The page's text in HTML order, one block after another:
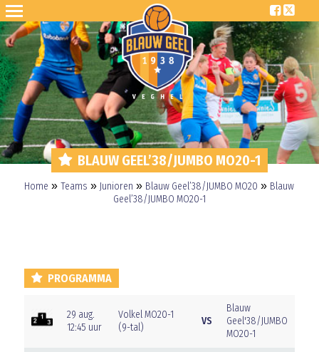
BLAUW GEEL’38/JUMBO MO20-1
Home »Teams » Junioren » Blauw Geel’38/JUMBO MO20 » Blauw
Geel’38/JUMBO MO20-1
PROGRAMMA
29 aug.
12:45 uur
Volkel MO20-1
(9-tal)
VS
Blauw
Geel'38/JUMBO
MO20-1